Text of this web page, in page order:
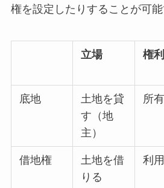
権を設定したりすることが可能
立場 権利
底地
土地を貸
す（地
主）
所
借地権
土地を借
りる
利